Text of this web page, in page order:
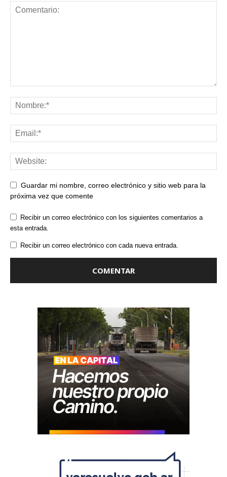
Guardar mi nombre, correo electrónico y sitio web para la
próxima vez que comente
Recibir un correo electrónico con los siguientes comentarios a
esta entrada.
Recibir un correo electrónico con cada nueva entrada.